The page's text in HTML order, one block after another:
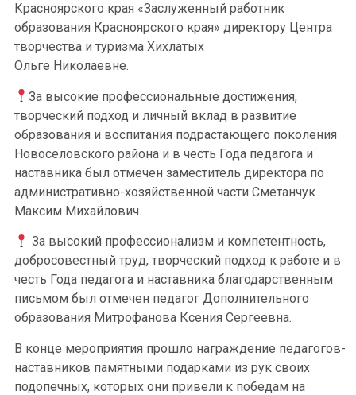
Красноярского края «Заслуженный работник
образования Красноярского края» директору Центра
творчества и туризма Хихлатых
Ольге Николаевне.
За высокие профессиональные достижения,
творческий подход и личный вклад в развитие
образования и воспитания подрастающего поколения
Новоселовского района и в честь Года педагога и
наставника был отмечен заместитель директора по
административно-хозяйственной части Сметанчук
Максим Михайлович.
За высокий профессионализм и компетентность,
добросовестный труд, творческий подход к работе и в
честь Года педагога и наставника благодарственным
письмом был отмечен педагог Дополнительного
образования Митрофанова Ксения Сергеевна.
В конце мероприятия прошло награждение педагогов-
наставников памятными подарками из рук своих
подопечных, которых они привели к победам на